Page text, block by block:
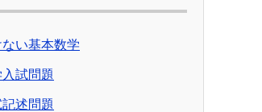
い基本数学
試問題
述問題